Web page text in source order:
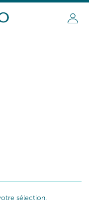
sélection.